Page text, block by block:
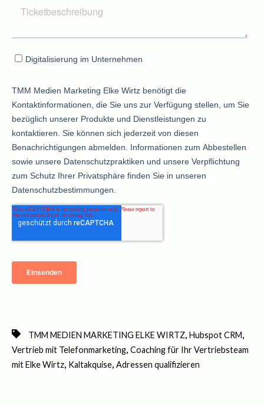
TMM MEDIEN MARKETING ELKE WIRTZ, Hubspot CRM,
Vertrieb mit Telefonmarketing, Coaching für Ihr Vertriebsteam
mit Elke Wirtz, Kaltakquise, Adressen qualifizieren